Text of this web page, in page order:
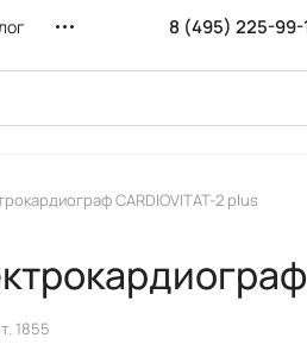
8 (495) 225-99-
CARDIOVITAT-2 plus
1855